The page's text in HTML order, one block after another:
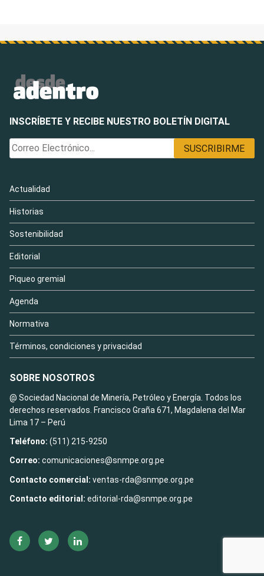
INSCRÍBETE Y RECIBE NUESTRO BOLETÍN DIGITAL
Actualidad
Historias
Sostenibilidad
Editorial
Piqueo gremial
Agenda
Normativa
Términos, condiciones y privacidad
SOBRE NOSOTROS
@ Sociedad Nacional de Minería, Petróleo y Energía. Todos los
derechos reservados. Francisco Graña 671, Magdalena del Mar
Lima 17 – Perú
Teléfono: (511) 215-9250
Correo: comunicaciones@snmpe.org.pe
Contacto comercial: ventas-rda@snmpe.org.pe
Contacto editorial: editorial-rda@snmpe.org.pe